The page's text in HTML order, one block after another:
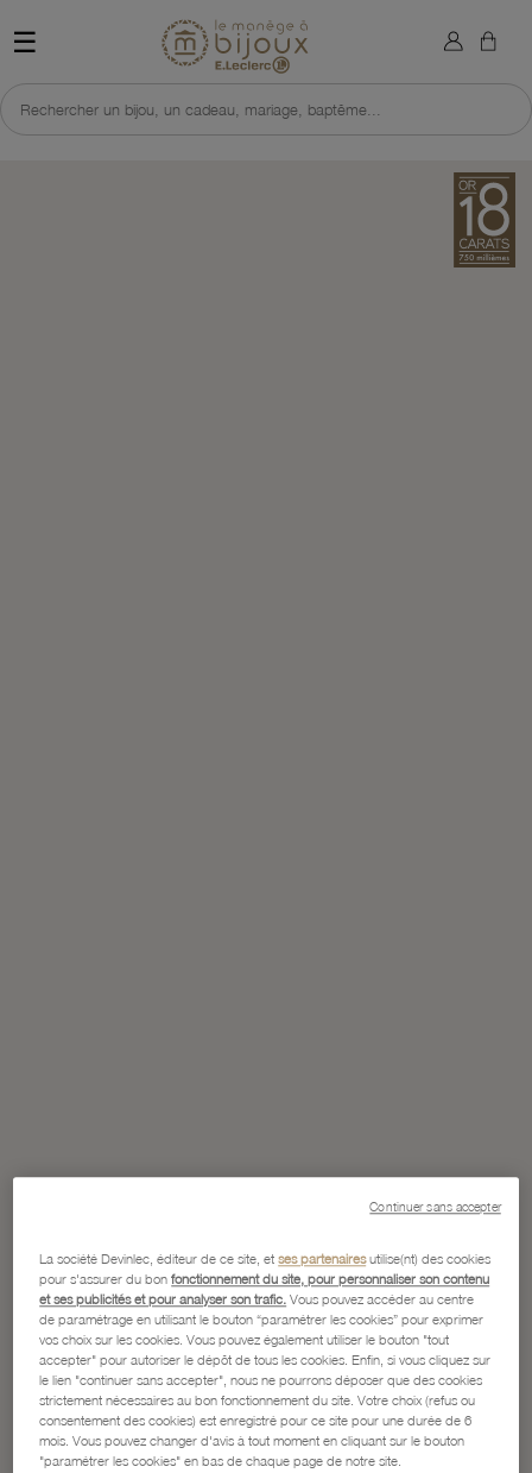
☰ Retour à l'accueil du site
Rechercher un bijou, un cadeau, mariage, baptême...
×
La société Devinlec, éditeur de ce site, etses partenairesutilise(nt) des cookies
pour s'assurer du bonfonctionnement du site, pour personnaliser son contenu
et ses publicités et pour analyser son trafic. Vous pouvez accéder au centre
de paramétrage en utilisant le bouton “paramétrer les cookies” pour exprimer
vos choix sur les cookies. Vous pouvez également utiliser le bouton "tout
accepter" pour autoriser le dépôt de tous les cookies. Enfin, si vous cliquez sur
le lien "continuer sans accepter", nous ne pourrons déposer que des cookies
strictement nécessaires au bon fonctionnement du site. Votre choix (refus ou
consentement des cookies) est enregistré pour ce site pour une durée de 6
mois. Vous pouvez changer d'avis à tout moment en cliquant sur le bouton
"paramétrer les cookies" en bas de chaque page de notre site.
Continuer sans accepter